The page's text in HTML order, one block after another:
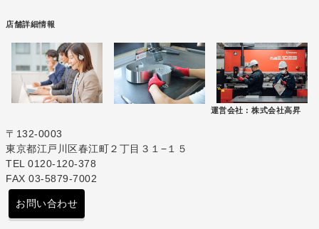
店舗詳細情報
運営会社 : 株式会社高昇
〒132-0003
東京都江戸川区春江町２丁目３１−１５
TEL 0120-120-378
FAX 03-5879-7002
お問い合わせ